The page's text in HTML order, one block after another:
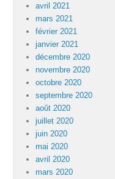
avril 2021
mars 2021
février 2021
janvier 2021
décembre 2020
novembre 2020
octobre 2020
septembre 2020
août 2020
juillet 2020
juin 2020
mai 2020
avril 2020
mars 2020